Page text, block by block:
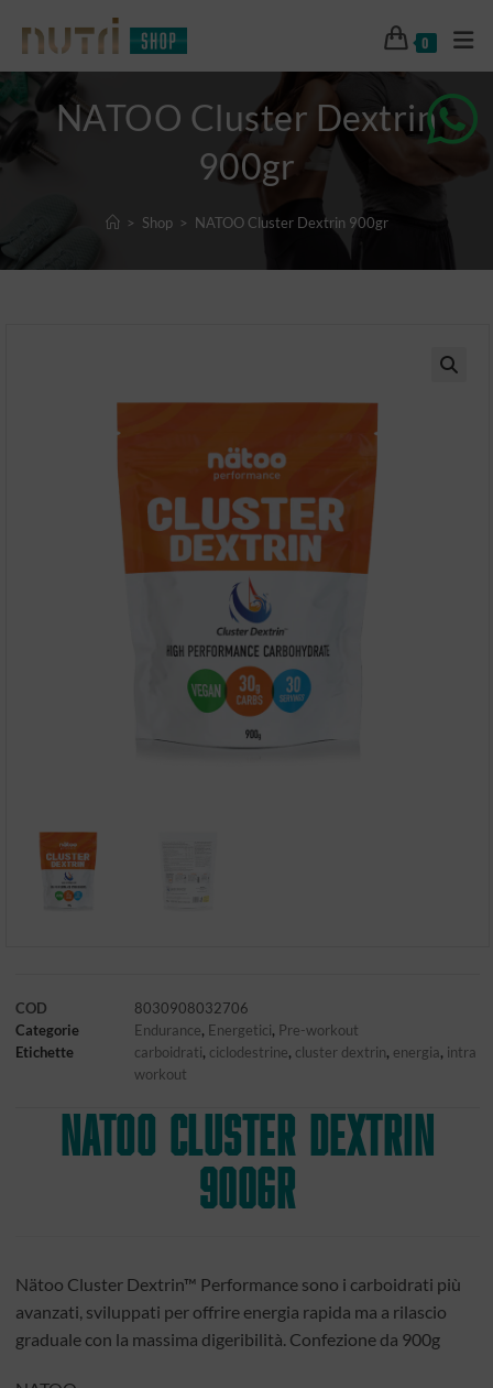
0
NATOO Cluster Dextrin
900gr
> Shop > NATOO Cluster Dextrin 900gr
COD
8030908032706
Categorie
Endurance, Energetici, Pre-workout
Etichette
carboidrati, ciclodestrine, cluster dextrin, energia, intra
workout
NATOO Cluster Dextrin
900gr
Nätoo Cluster Dextrin™ Performance sono i carboidrati più
avanzati, sviluppati per offrire energia rapida ma a rilascio
graduale con la massima digeribilità. Confezione da 900g